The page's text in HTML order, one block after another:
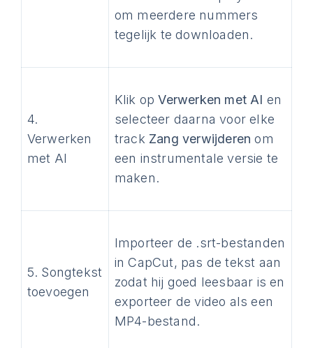
om meerdere nummers
tegelijk te downloaden.
4.
Verwerken
met AI
Klik opVerwerken met AI en
selecteer daarna voor elke
track Zang verwijderen om
een instrumentale versie te
maken.
5. Songtekst
toevoegen
Importeer de .srt-bestanden
in CapCut, pas de tekst aan
zodat hij goed leesbaar is en
exporteer de video als een
MP4-bestand.